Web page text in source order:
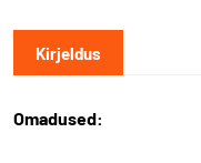
Kirjeldus
Omadused: